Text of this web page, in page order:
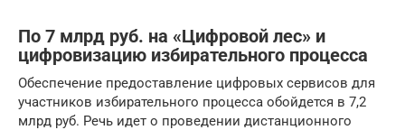
По 7 млрд руб. на «Цифровой лес» и
цифровизацию избирательного процесса
Обеспечение предоставление цифровых сервисов для
участников избирательного процесса обойдется в 7,2
млрд руб. Речь идет о проведении дистанционного